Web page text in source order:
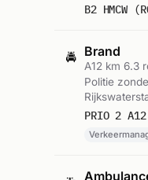
B2 HMCW
🚔 Brand
A12 km 6.3
Politie
PRIO 2 A12